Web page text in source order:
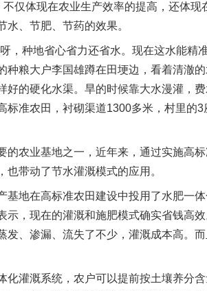
仅体现在农业生产效率的提高，还体现
水、节肥、节药的效果。
种地省心省力还省水。现在这水能精
种粮大户李国雄蹲在田埂边，看着清澈
好的硬化水渠。旱的时候靠大水漫灌，
标准农田，衬砌渠道1300多米，村里的
农业基地之一，近年来，通过实施高标
也带动了节水灌溉模式的应用。
地在高标准农田建设中投用了水肥一体
示，现在的灌溉和施肥模式确实省钱高
发、渗漏、流失了不少，灌溉成本高。
灌溉系统，农户可以提前按土壤养分含